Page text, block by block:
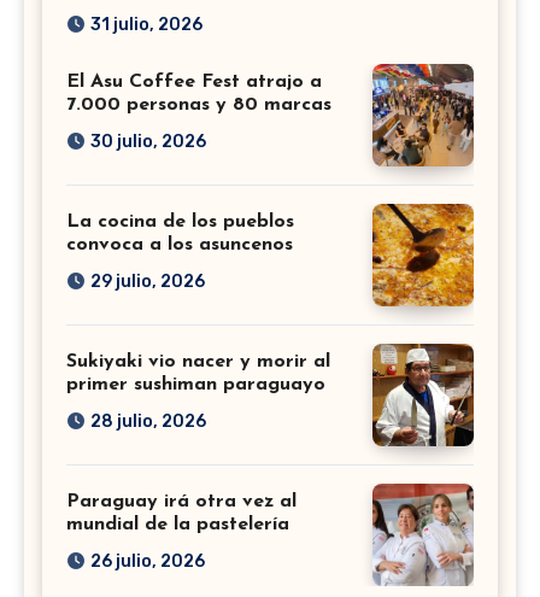
31 julio, 2026
El Asu Coffee Fest atrajo a
7.000 personas y 80 marcas
30 julio, 2026
La cocina de los pueblos
convoca a los asuncenos
29 julio, 2026
Sukiyaki vio nacer y morir al
primer sushiman paraguayo
28 julio, 2026
Paraguay irá otra vez al
mundial de la pastelería
26 julio, 2026